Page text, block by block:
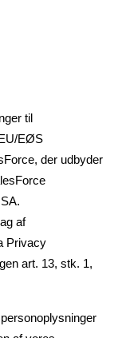
til
EØS
der udbyder
af
Privacy
art. 13, stk. 1,